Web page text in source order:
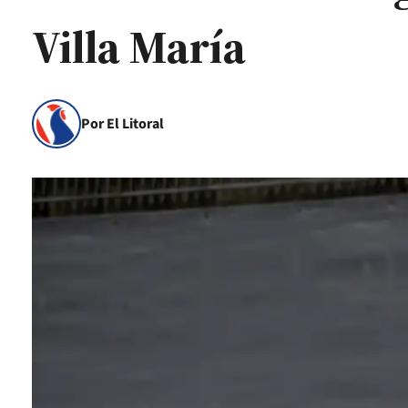
Villa María
Por El Litoral